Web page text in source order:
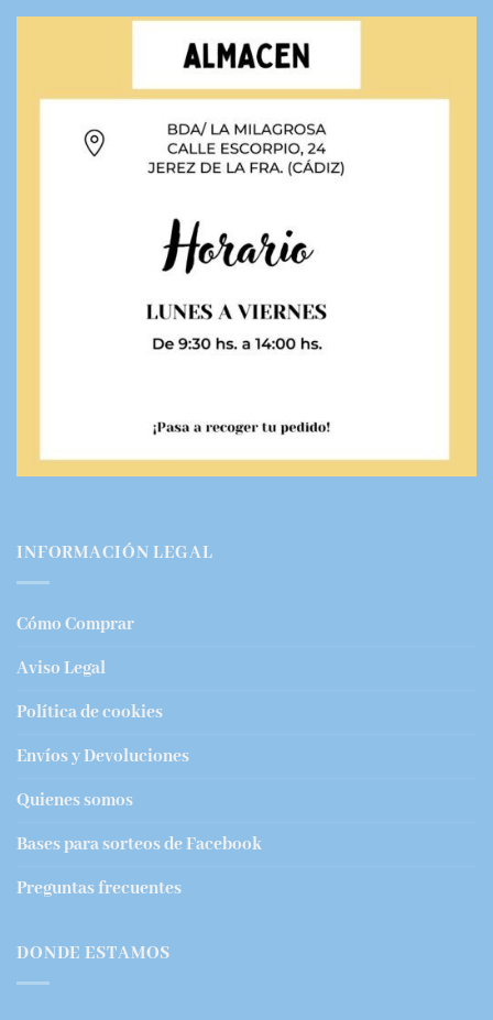
INFORMACIÓN LEGAL
Cómo Comprar
Aviso Legal
Política de cookies
Envíos y Devoluciones
Quienes somos
Bases para sorteos de Facebook
Preguntas frecuentes
DONDE ESTAMOS